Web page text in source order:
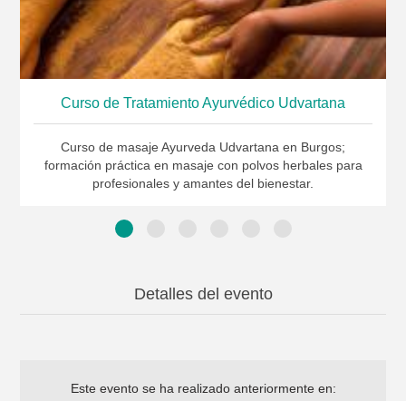
Curso de Tratamiento Ayurvédico Udvartana
Curso de masaje Ayurveda Udvartana en Burgos;
formación práctica en masaje con polvos herbales para
profesionales y amantes del bienestar.
Detalles del evento
Este evento se ha realizado anteriormente en: